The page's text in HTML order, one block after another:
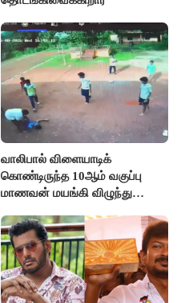
வாலிபால் விளையாடிக்
கொண்டிருந்த 10ஆம் வகுப்பு
மாணவன் மயங்கி விழுந்து